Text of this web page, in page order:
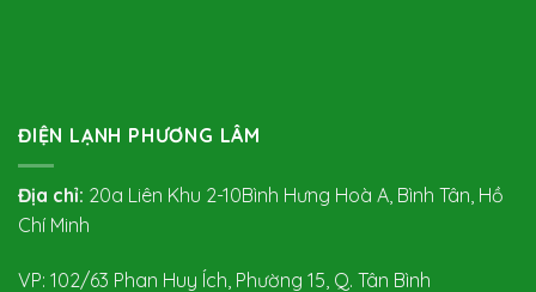
ĐIỆN LẠNH PHƯƠNG LÂM
Địa chỉ: 20a Liên Khu 2-10Bình Hưng Hoà A, Bình Tân, Hồ
Chí Minh
VP: 102/63 Phan Huy Ích, Phường 15, Q. Tân Bình